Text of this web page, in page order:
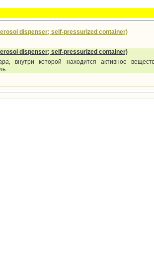
dispenser; self-pressurized container)
dispenser; self-pressurized container)
внутри которой находится активное